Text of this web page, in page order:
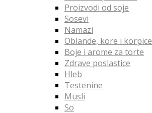
Proizvodi od soje
Sosevi
Namazi
Oblande, kore i korpice
Boje i arome za torte
Zdrave poslastice
Hleb
Testenine
Musli
So